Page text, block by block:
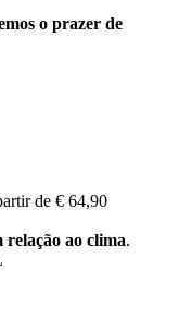
o prazer de
de € 64,90
relação ao clima.